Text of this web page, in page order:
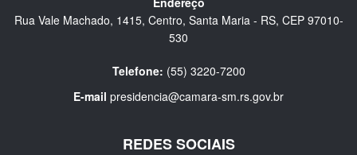
Rua Vale Machado, 1415, Centro, Santa Maria - RS, CEP 97010-
530
Telefone: (55) 3220-7200
E-mail presidencia@camara-sm.rs.gov.br
REDES SOCIAIS